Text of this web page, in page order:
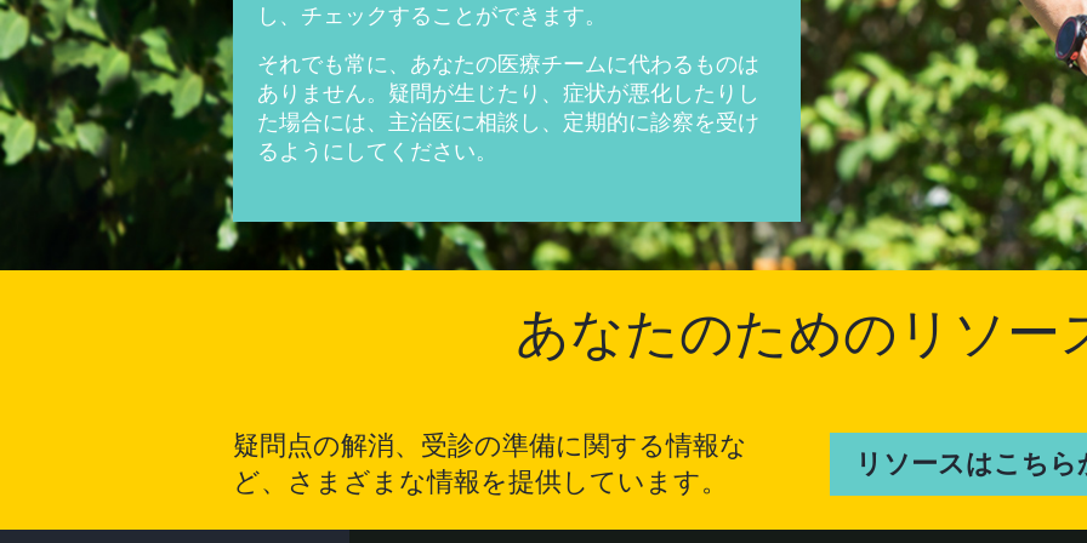
し、チェックすることができます。
それでも常に、あなたの医療チームに代わるものは
ありません。疑問が生じたり、症状が悪化したりし
た場合には、主治医に相談し、定期的に診察を受け
るようにしてください。
あなたのためのリソー
疑問点の解消、受診の準備に関する情報な
ど、さまざまな情報を提供しています。
リソースはこちら